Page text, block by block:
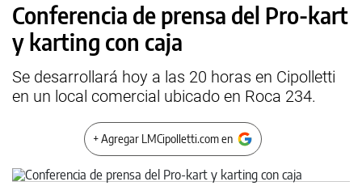
Conferencia de prensa del Pro-kart
y karting con caja
Se desarrollará hoy a las 20 horas en Cipolletti
en un local comercial ubicado en Roca 234.
+ Agregar LMCipolletti.com en